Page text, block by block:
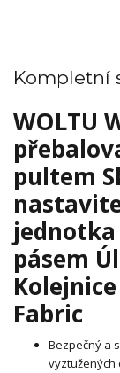
Kompletní
WOLTU
pultem
pásem
Fabric
Bezpečný a
vyztužených